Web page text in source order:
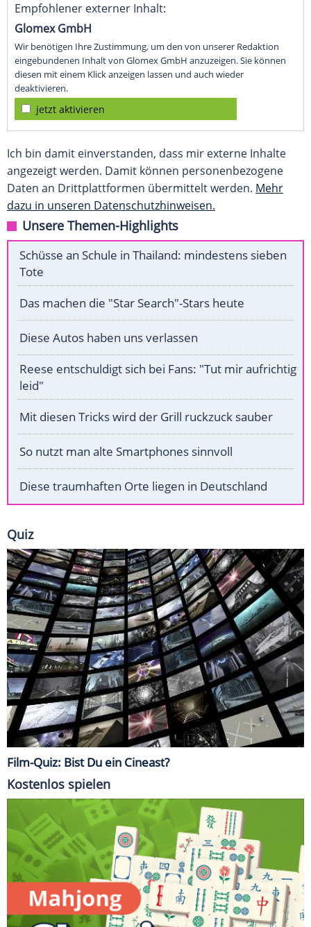
Empfohlener externer Inhalt:
Glomex GmbH
Wir benötigen Ihre Zustimmung, um den von unserer Redaktion
eingebundenen Inhalt von Glomex GmbH anzuzeigen. Sie können
diesen mit einem Klick anzeigen lassen und auch wieder
deaktivieren.
jetzt aktivieren
Ich bin damit einverstanden, dass mir externe Inhalte
angezeigt werden. Damit können personenbezogene
Daten an Drittplattformen übermittelt werden. Mehr
dazu in unseren Datenschutzhinweisen.
Unsere Themen-Highlights
Schüsse an Schule in Thailand: mindestens sieben
Tote
Das machen die "Star Search"-Stars heute
Diese Autos haben uns verlassen
Reese entschuldigt sich bei Fans: "Tut mir aufrichtig
leid"
Mit diesen Tricks wird der Grill ruckzuck sauber
So nutzt man alte Smartphones sinnvoll
Diese traumhaften Orte liegen in Deutschland
Quiz
Film-Quiz: Bist Du ein Cineast?
Kostenlos spielen